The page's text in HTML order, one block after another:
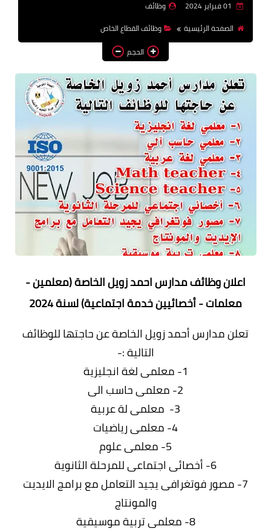
بالجامعات والمعاهد
اخبار
وظائف
الصفحة الرئيسية
وظائف القطاع الخاص
الحجم
اعلان وظائف مدارس احمد زويل الخاصة (معلمين -
معلمات - أخصائيين خدمة اجتماعية) لسنة 2024
تعلن مدارس أحمد زويل الخاصة عن حاجتها للوظائف
التالية :-
1- معلمى لغة انجليزية
2- معلمى حاسب الى
3- معلمى لة عربية
4- معلمى رياضيات
5- معلمى علوم
6- أخصائى اجتماعى للمرحلة الثانوية
7- مصور فوتغرافى يجيد التعامل مع برامج الايديت
والمونتاج
8- معلمى تربية موسيقية